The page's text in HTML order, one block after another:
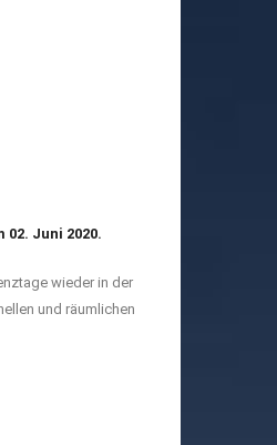
02. Juni 2020.
wieder in der
und räumlichen